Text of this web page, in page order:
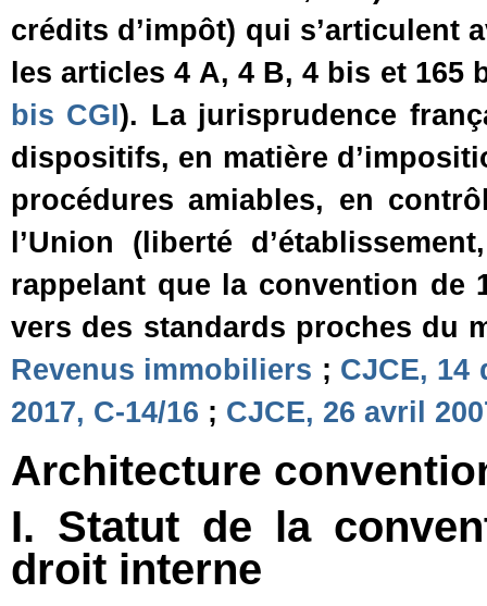
crédits d’impôt) qui s’articulent
les articles 4 A, 4 B, 4 bis et 165
bis CGI). La jurisprudence
dispositifs, en matière
procédures amiables, en
l’Union (liberté
rappelant que la convention de
vers des standards proches du
Revenus immobiliers ; CJCE, 14
2017, C‑14/16 ; CJCE, 26 avril
Architecture
I. Statut de la
droit interne